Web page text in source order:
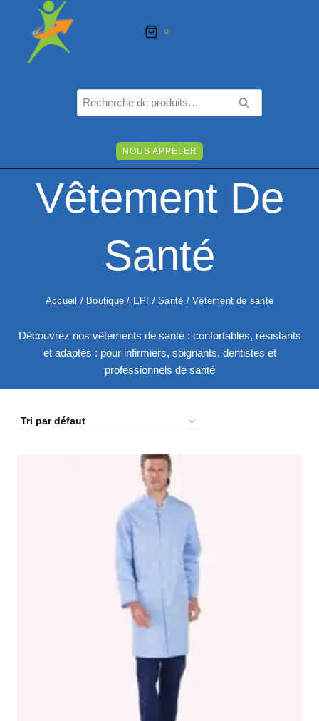
contenu
0
Recherche
pour :
RECHERCHE
NOUS APPELER
Vêtement De
Santé
Accueil / Boutique / EPI / Santé / Vêtement de santé
Découvrez nos vêtements de santé : confortables, résistants
et adaptés : pour infirmiers, soignants, dentistes et
professionnels de santé